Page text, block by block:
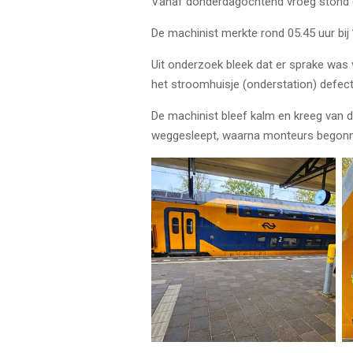
De machinist merkte rond 05.45 uur
Uit onderzoek bleek dat er sprake
het stroomhuisje (onderstation)
De machinist bleef kalm en kreeg van
weggesleept, waarna monteurs